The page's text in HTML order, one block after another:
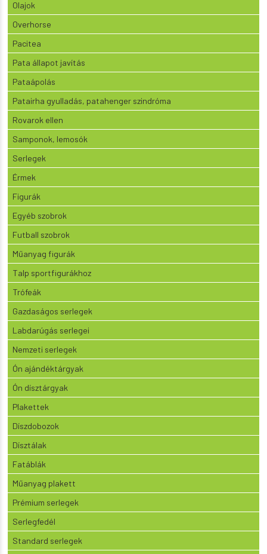
Olajok
Overhorse
Pacitea
Pata állapot javítás
Pataápolás
Patairha gyulladás, patahenger szindróma
Rovarok ellen
Samponok, lemosók
Serlegek
Érmek
Figurák
Egyéb szobrok
Futball szobrok
Műanyag figurák
Talp sportfigurákhoz
Trófeák
Gazdaságos serlegek
Labdarúgás serlegei
Nemzeti serlegek
Ón ajándéktárgyak
Ón dísztárgyak
Plakettek
Díszdobozok
Dísztálak
Fatáblák
Műanyag plakett
Prémium serlegek
Serlegfedél
Standard serlegek